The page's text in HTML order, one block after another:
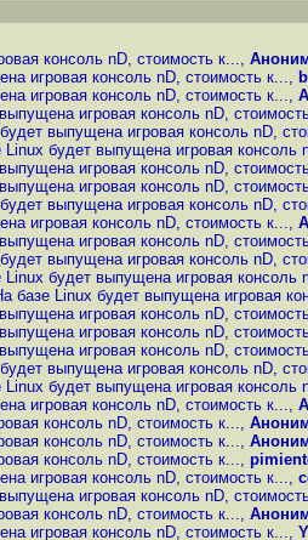
консоль nD, стоимость к...,
игровая консоль nD, стоимость к...,
игровая консоль nD, стоимость к...,
игровая консоль nD,
выпущена игровая консоль nD,
Linux будет выпущена игровая консоль
игровая консоль nD,
игровая консоль nD,
выпущена игровая консоль nD,
игровая консоль nD, стоимость к...,
игровая консоль nD,
выпущена игровая консоль nD,
Linux будет выпущена игровая консоль
базе Linux будет выпущена игровая
игровая консоль nD,
игровая консоль nD,
игровая консоль nD,
выпущена игровая консоль nD,
Linux будет выпущена игровая консоль
игровая консоль nD, стоимость к...,
консоль nD, стоимость к...,
консоль nD, стоимость к...,
консоль nD, стоимость к...,
игровая консоль nD, стоимость к...,
игровая консоль nD,
консоль nD, стоимость к...,
игровая консоль nD, стоимость к...,